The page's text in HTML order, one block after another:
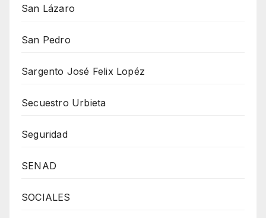
San Lázaro
San Pedro
Sargento José Felix Lopéz
Secuestro Urbieta
Seguridad
SENAD
SOCIALES